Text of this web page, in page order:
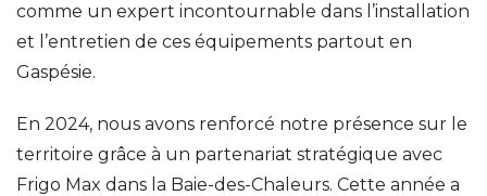
comme un expert incontournable dans l’installation
et l’entretien de ces équipements partout en
Gaspésie.
En 2024, nous avons renforcé notre présence sur le
territoire grâce à un partenariat stratégique avec
Frigo Max dans la Baie-des-Chaleurs. Cette année a